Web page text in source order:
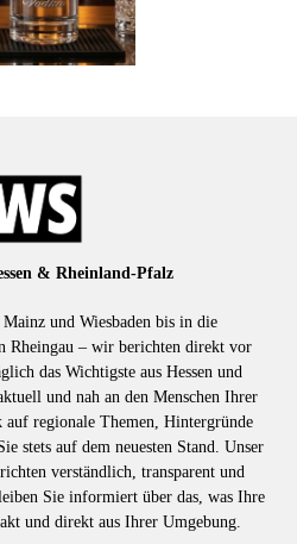
& Rheinland-Pfalz
und Wiesbaden bis in die
Rheingau – wir berichten direkt vor
das Wichtigste aus Hessen und
und nah an den Menschen Ihrer
regionale Themen, Hintergründe
stets auf dem neuesten Stand. Unser
verständlich, transparent und
Sie informiert über das, was Ihre
und direkt aus Ihrer Umgebung.